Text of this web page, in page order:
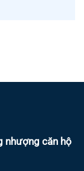
nhượng căn hộ